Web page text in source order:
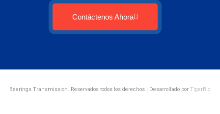
Contáctenos Ahora
Bearings Transmission. Reservados todos los derechos | Desarrollado por TigerBid